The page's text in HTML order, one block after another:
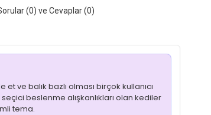
(0) ve Cevaplar (0)
ve balık bazlı olması birçok kullanıcı
beslenme alışkanlıkları olan kediler
tema.